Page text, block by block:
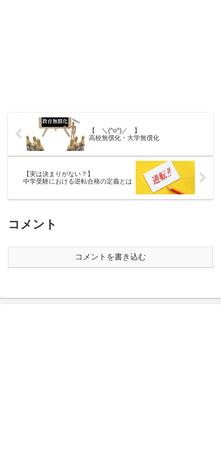
【 ＼(^o^)／ 】
高校無償化・大学無償化
【実は決まりがない？】
中学受験における逆転合格の定義とは
コメント
コメントを書き込む